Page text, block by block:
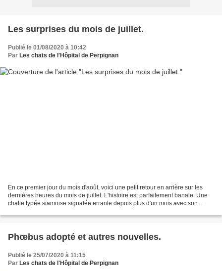
Les surprises du mois de juillet.
Publié le 01/08/2020 à 10:42
Par Les chats de l'Hôpital de Perpignan
En ce premier jour du mois d'août, voici une petit retour en arrière sur les
dernières heures du mois de juillet. L'histoire est parfaitement banale. Une
chatte typée siamoise signalée errante depuis plus d'un mois avec son
Phœbus adopté et autres nouvelles.
Publié le 25/07/2020 à 11:15
Par Les chats de l'Hôpital de Perpignan